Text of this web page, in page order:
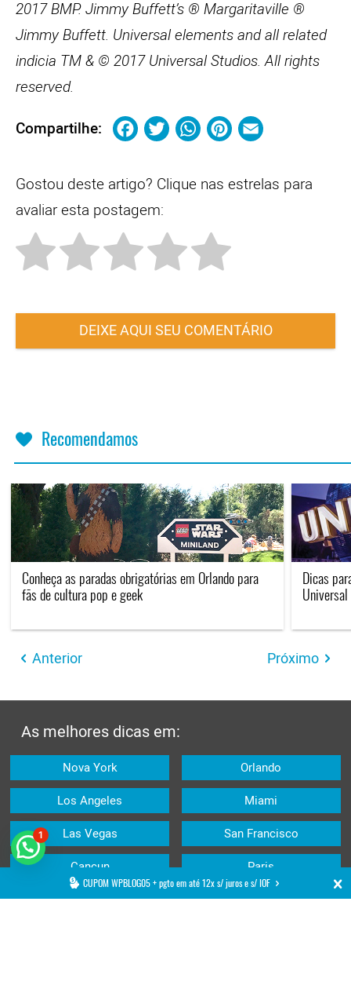
2017 BMP. Jimmy Buffett’s ® Margaritaville ®
Jimmy Buffett. Universal elements and all related
indicia TM & © 2017 Universal Studios. All rights
reserved.
Compartilhe: Facebook
Twitter
WhatsApp
Pinterest
Gostou deste artigo? Clique nas estrelas para
avaliar esta postagem:
DEIXE AQUI SEU COMENTÁRIO
Recomendamos
Conheça as paradas obrigatórias em Orlando para
fãs de cultura pop e geek
Dicas
Anterior Próximo
As melhores dicas em:
Nova York Orlando
Los Angeles Miami
Las Vegas San Francisco
Cancun Paris
Barcelona Londres
CUPOM WPBLOG05 + pgto em até 12x s/ juros e s/ IOF
1